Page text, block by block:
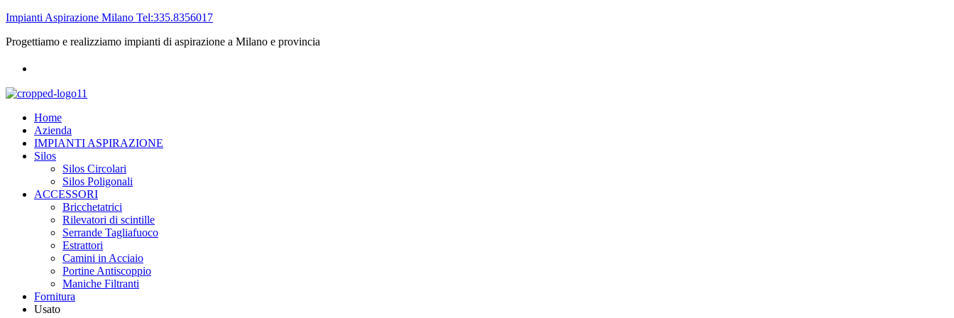
Impianti Aspirazione Milano Tel:335.8356017
Progettiamo e realizziamo impianti di aspirazione a Milano e provincia
Home
Azienda
IMPIANTI ASPIRAZIONE
Silos
Silos Circolari
Silos Poligonali
ACCESSORI
Bricchetatrici
Rilevatori di scintille
Serrande Tagliafuoco
Estrattori
Camini in Acciaio
Portine Antiscoppio
Maniche Filtranti
Fornitura
Usato